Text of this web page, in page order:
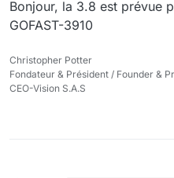
Bonjour, la 3.8 est prévue
GOFAST-3910
Christopher Potter
Fondateur & Président / Founder &
CEO-Vision S.A.S